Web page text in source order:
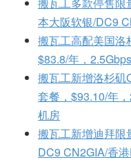
搬瓦工多款停售限
本大阪软银/DC9
搬瓦工高配美国洛
$83.8/年，
搬瓦工新增洛杉矶
套餐，$93.10/年
机房
搬瓦工新增迪拜限
DC9 CN2GIA/香